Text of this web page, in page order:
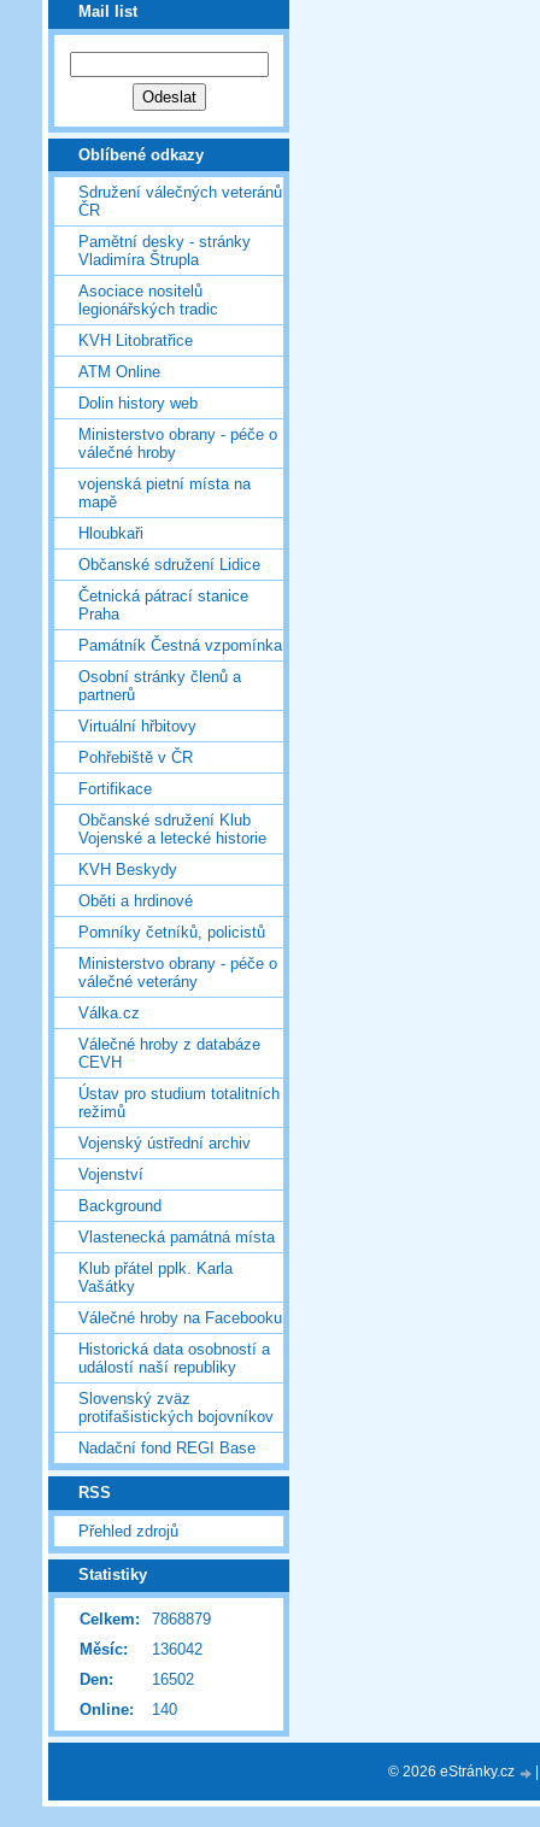
Mail list
Oblíbené odkazy
Sdružení válečných veteránů
ČR
Pamětní desky - stránky
Vladimíra Štrupla
Asociace nositelů
legionářských tradic
KVH Litobratřice
ATM Online
Dolin history web
Ministerstvo obrany - péče o
válečné hroby
vojenská pietní místa na
mapě
Hloubkaři
Občanské sdružení Lidice
Četnická pátrací stanice
Praha
Památník Čestná vzpomínka
Osobní stránky členů a
partnerů
Virtuální hřbitovy
Pohřebiště v ČR
Fortifikace
Občanské sdružení Klub
Vojenské a letecké historie
KVH Beskydy
Oběti a hrdinové
Pomníky četníků, policistů
Ministerstvo obrany - péče o
válečné veterány
Válka.cz
Válečné hroby z databáze
CEVH
Ústav pro studium totalitních
režimů
Vojenský ústřední archiv
Vojenství
Background
Vlastenecká památná místa
Klub přátel pplk. Karla
Vašátky
Válečné hroby na Facebooku
Historická data osobností a
událostí naší republiky
Slovenský zväz
protifašistických bojovníkov
Nadační fond REGI Base
RSS
Přehled zdrojů
Statistiky
Online: 140
Celkem:
7868879
Měsíc:
136042
Den:
16502
© 2026 eStránky.cz